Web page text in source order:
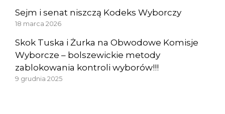
Sejm i senat niszczą Kodeks Wyborczy
18 marca 2026
Skok Tuska i Żurka na Obwodowe Komisje
Wyborcze – bolszewickie metody
zablokowania kontroli wyborów!!!
9 grudnia 2025